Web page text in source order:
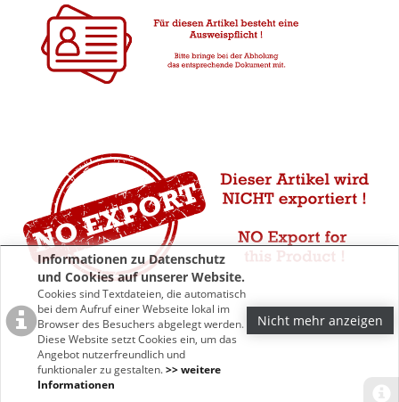
Informationen zu Datenschutz
und Cookies auf unserer Website.
Cookies sind Textdateien, die automatisch
bei dem Aufruf einer Webseite lokal im
Browser des Besuchers abgelegt werden.
Diese Website setzt Cookies ein, um das
Angebot nutzerfreundlich und
funktionaler zu gestalten.>> weitere
Informationen
Nicht mehr anzeigen